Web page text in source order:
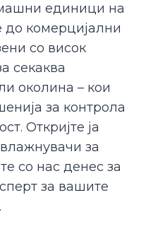
единици на
до комерцијални
со висок
секаква
околина – кои
за контрола
Откријте ја
за
со нас денес за
за вашите